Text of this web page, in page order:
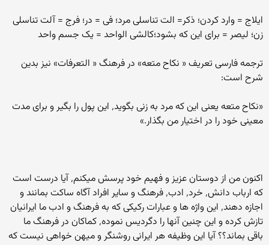
ایلاج = وارد کردن؛ ذکر= الت تناسلی مرد؛ فی = در؛ فرج = آلت تناسلی
زن؛ لیصر = برای این که بشود؛کالشی الواحد = یک جسم واحد
ترجمه فارسی تعریف « نکاح متعه» در فرهنگ « التعرفات» نیز بدین
شرح است:
«نکاح متعه یعنی این که مرد به زنی بگوید٬ این پول را بگیر و برای مدت
معینی خود را در اختیار من بگذار.»
اکنون من از دوستان عزیز و فهیم خود پرسش میکنم٬ آیا درست است
که ارباب دانش٬ خرد٬ ادب٬ فرهنگ و سایر افراد آگاه ساکت بمانند و
اجازه دهند٬ این واژه ها و عبارات رکیکی که به فرهنگ و ادب ما ایرانیان
تازش کرده و این چنین آنها را دگردیس نموده٬ کماکان در فرهنگ ما
باقی بماند؟؟ آیا این وظیفه هر ایرانی روشنگر و میهن خواهی نیست که